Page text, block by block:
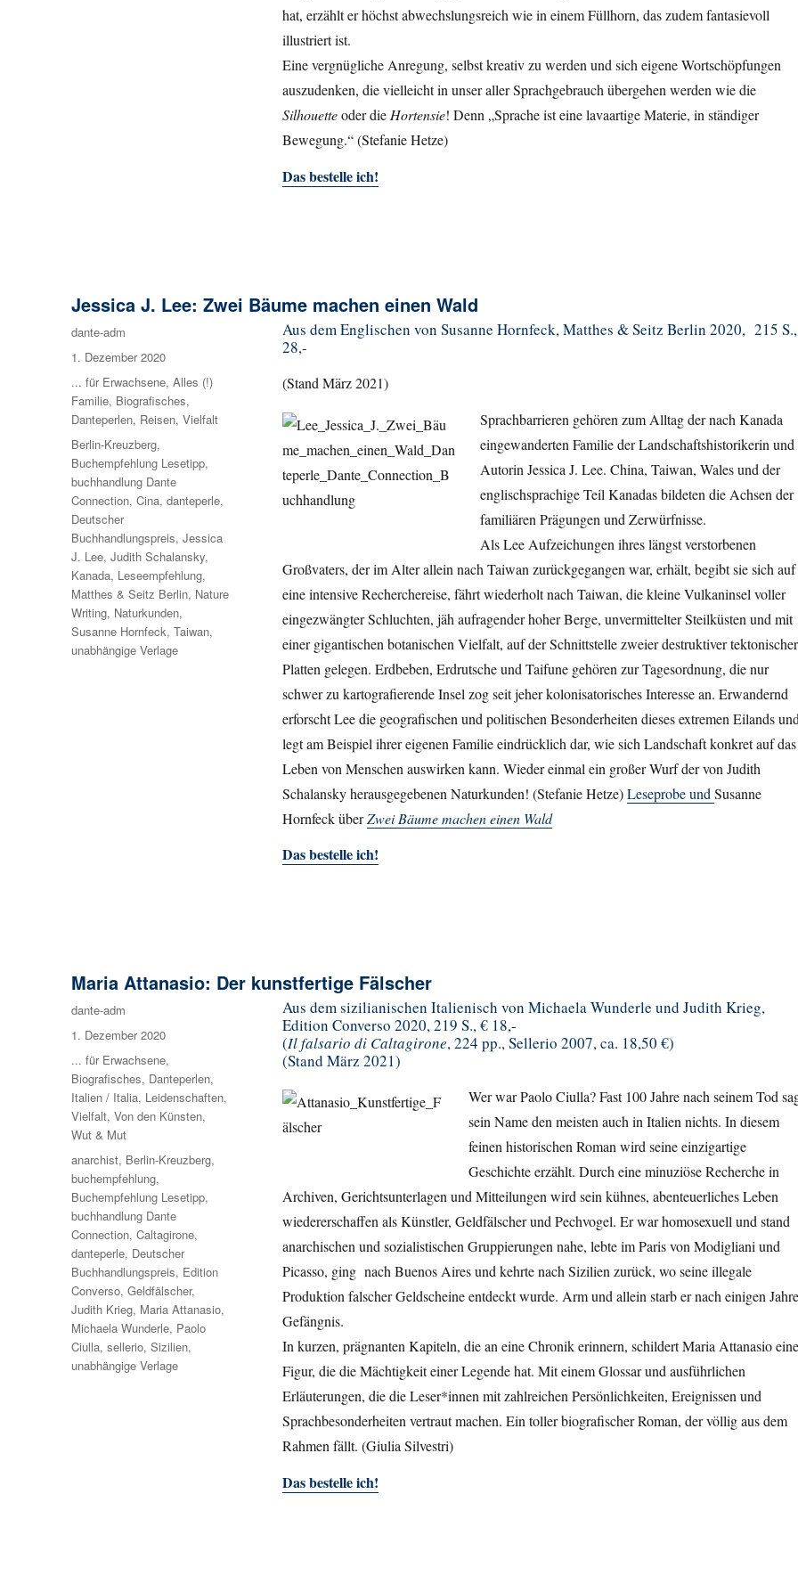
hat, erzählt er höchst abwechslungsreich wie in einem Füllhorn, das zudem fantasievoll
illustriert ist.
Eine vergnügliche Anregung, selbst kreativ zu werden und sich eigene Wortschöpfungen
auszudenken, die vielleicht in unser aller Sprachgebrauch übergehen werden wie die
Silhouetteoder dieHortensie! Denn „Sprache ist eine lavaartige Materie, in ständiger
Bewegung.“ (Stefanie Hetze)
Das bestelle ich!
Jessica J. Lee: Zwei Bäume machen einen Wald
Aus dem Englischen von Susanne Hornfeck, Matthes & Seitz Berlin 2020, 215
28,-
(Stand März 2021)
Sprachbarrieren gehören zum Alltag der nach Kanada
eingewanderten Familie der Landschaftshistorikerin und
Autorin Jessica J. Lee. China, Taiwan, Wales und der
englischsprachige Teil Kanadas bildeten die Achsen der
familiären Prägungen und Zerwürfnisse.
Als Lee Aufzeichungen ihres längst verstorbenen
Großvaters, der im Alter allein nach Taiwan zurückgegangen war, erhält, begibt sie sich auf
eine intensive Recherchereise, fährt wiederholt nach Taiwan, die kleine Vulkaninsel voller
eingezwängter Schluchten, jäh aufragender hoher Berge, unvermittelter Steilküsten und mit
einer gigantischen botanischen Vielfalt, auf der Schnittstelle zweier destruktiver tektonischer
Platten gelegen. Erdbeben, Erdrutsche und Taifune gehören zur Tagesordnung, die nur
schwer zu kartografierende Insel zog seit jeher kolonisatorisches Interesse an. Erwandernd
erforscht Lee die geografischen und politischen Besonderheiten dieses extremen Eilands
legt am Beispiel ihrer eigenen Familie eindrücklich dar, wie sich Landschaft konkret auf das
Leben von Menschen auswirken kann. Wieder einmal ein großer Wurf der von Judith
Schalansky herausgegebenen Naturkunden! (Stefanie Hetze)Leseprobe und Susanne
Hornfeck überZwei Bäume machen einen Wald
Das bestelle ich!
Autor
dante-adm
Veröffentlicht
am
1. Dezember 2020
Kategorien
... für Erwachsene,Alles (!)
Familie, Biografisches,
Danteperlen, Reisen,Vielfalt
Schlagwörter
Berlin-Kreuzberg,
Buchempfehlung Lesetipp,
buchhandlung Dante
Connection,Cina,danteperle,
Deutscher
Buchhandlungspreis,Jessica
J. Lee,Judith Schalansky,
Kanada, Leseempfehlung,
Matthes & Seitz Berlin, Nature
Writing, Naturkunden,
Susanne Hornfeck,Taiwan,
unabhängige Verlage
Maria Attanasio: Der kunstfertige Fälscher
Aus dem sizilianischen Italienisch von Michaela Wunderle und Judith Krieg,
Edition Converso 2020, 219 S., € 18,-
(Il falsario di Caltagirone, 224 pp., Sellerio 2007, ca. 18,50 €)
(Stand März 2021)
Wer war Paolo Ciulla? Fast 100 Jahre nach seinem Tod
sein Name den meisten auch in Italien nichts. In diesem
feinen historischen Roman wird seine einzigartige
Geschichte erzählt. Durch eine minuziöse Recherche in
Archiven, Gerichtsunterlagen und Mitteilungen wird sein kühnes, abenteuerliches Leben
wiedererschaffen als Künstler, Geldfälscher und Pechvogel. Er war homosexuell und stand
anarchischen und sozialistischen Gruppierungen nahe, lebte im Paris von Modigliani und
Picasso, ging nach Buenos Aires und kehrte nach Sizilien zurück, wo seine illegale
Produktion falscher Geldscheine entdeckt wurde. Arm und allein starb er nach einigen
Gefängnis.
In kurzen, prägnanten Kapiteln, die an eine Chronik erinnern, schildert Maria Attanasio eine
Figur, die die Mächtigkeit einer Legende hat. Mit einem Glossar und ausführlichen
Erläuterungen, die die Leser*innen mit zahlreichen Persönlichkeiten, Ereignissen und
Sprachbesonderheiten vertraut machen. Ein toller biografischer Roman, der völlig aus dem
Rahmen fällt. (Giulia Silvestri)
Das bestelle ich!
Autor
dante-adm
Veröffentlicht
am
1. Dezember 2020
Kategorien
... für Erwachsene,
Biografisches, Danteperlen,
Italien / Italia, Leidenschaften,
Vielfalt,Von den Künsten,
Wut & Mut
Schlagwörter
anarchist, Berlin-Kreuzberg,
buchempfehlung,
Buchempfehlung Lesetipp,
buchhandlung Dante
Connection,Caltagirone,
danteperle, Deutscher
Buchhandlungspreis, Edition
Converso,Geldfälscher,
Judith Krieg, Maria Attanasio,
Michaela Wunderle, Paolo
Ciulla,sellerio,Sizilien,
unabhängige Verlage